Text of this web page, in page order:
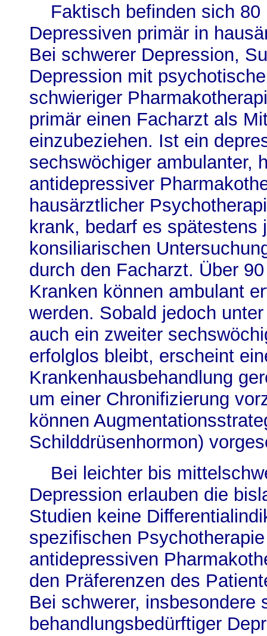
Faktisch befinden sich 80
Depressiven primär in
Bei schwerer Depression,
Depression mit
schwieriger
primär einen Facharzt als
einzubeziehen. Ist ein
sechswöchiger ambulanter,
antidepressiver
hausärztlicher
krank, bedarf es spätestens
konsiliarischen
durch den Facharzt. Über
Kranken können ambulant
werden. Sobald jedoch
auch ein zweiter
erfolglos bleibt, erscheint
Krankenhausbehandlung
um einer Chronifizierung
können
Schilddrüsenhormon)
Bei leichter bis
Depression erlauben die
Studien keine
spezifischen
antidepressiven
den Präferenzen des
Bei schwerer, insbesondere
behandlungsbedürftiger